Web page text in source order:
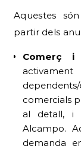
Aquestes
partir dels
Comerç i
comercials
al detall, i
Alcampo.
demanda